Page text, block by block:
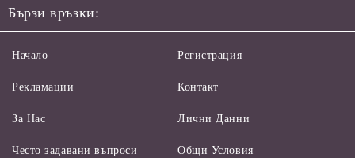
Бързи връзки:
Начало
Рекламации
За Нас
Често задавани въпроси
Регистрация
Контакт
Лични Данни
Общи Условия